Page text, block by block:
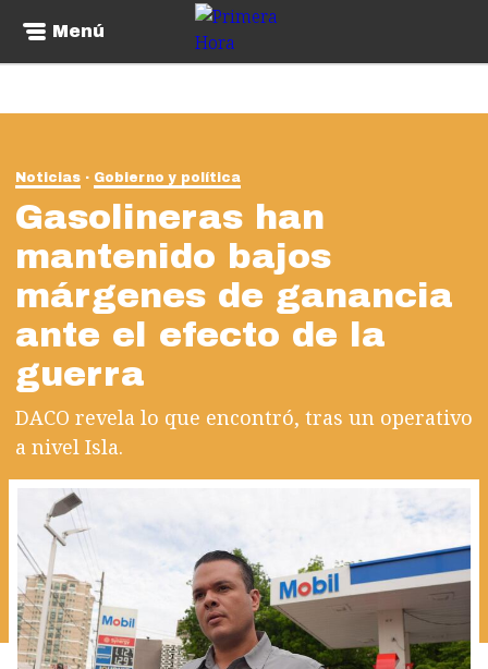
Menú
Noticias Gobierno y política
Gasolineras han
mantenido bajos
márgenes de ganancia
ante el efecto de la
guerra
DACO revela lo que encontró, tras un operativo
a nivel Isla.